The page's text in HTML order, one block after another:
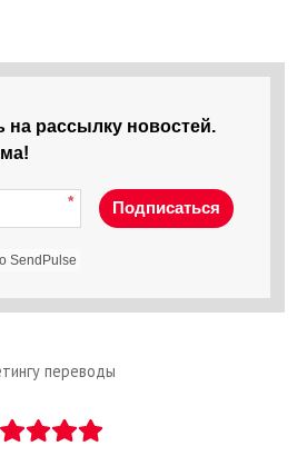
на рассылку новостей.
* Подписаться
SendPulse
переводы